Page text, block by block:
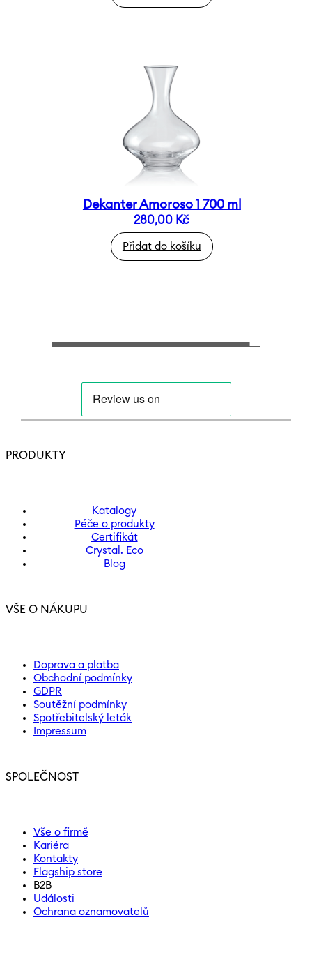
Dekanter Amoroso 1 700 ml
280,00 Kč
Přidat do košíku
PRODUKTY
Katalogy
Péče o produkty
Certifikát
Crystal. Eco
Blog
VŠE O NÁKUPU
Doprava a platba
Obchodní podmínky
GDPR
Soutěžní podmínky
Spotřebitelský leták
Impressum
SPOLEČNOST
Vše o firmě
Kariéra
Kontakty
Flagship store
B2B
Události
Ochrana oznamovatelů